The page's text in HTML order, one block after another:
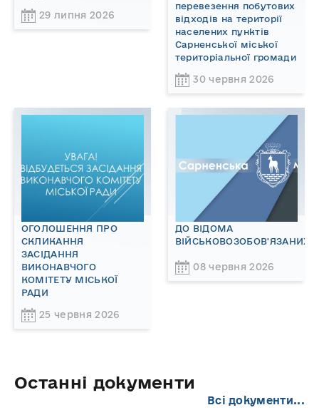
29 липня 2026
перевезення побутових
відходів на території
населених пунктів
Сарненської міської
територіальної громади
30 червня 2026
ОГОЛОШЕННЯ ПРО
СКЛИКАННЯ
ЗАСІДАННЯ
ВИКОНАВЧОГО
КОМІТЕТУ МІСЬКОЇ
РАДИ
25 червня 2026
ДО ВІДОМА
ВІЙСЬКОВОЗОБОВ'ЯЗАНИХ!
08 червня 2026
Останні документи
Всі документи...